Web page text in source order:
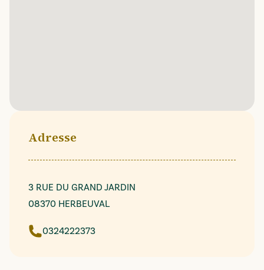
Adresse
3 RUE DU GRAND JARDIN
08370 HERBEUVAL
0324222373